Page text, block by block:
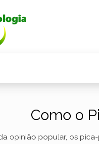
Como o
opinião popular, os